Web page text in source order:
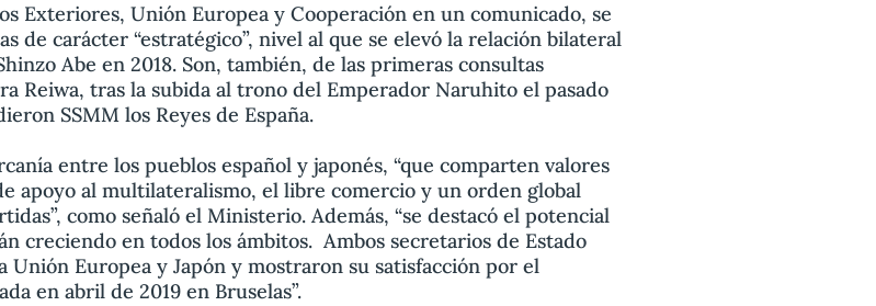
Exteriores, Unión Europea y Cooperación en un comunicado, se
de carácter “estratégico”, nivel al que se elevó la relación bilateral
Abe en 2018. Son, también, de las primeras consultas
Reiwa, tras la subida al trono del Emperador Naruhito el pasado
SSMM los Reyes de España.
entre los pueblos español y japonés, “que comparten valores
apoyo al multilateralismo, el libre comercio y un orden global
como señaló el Ministerio. Además, “se destacó el potencial
creciendo en todos los ámbitos. Ambos secretarios de Estado
Europea y Japón y mostraron su satisfacción por el
en abril de 2019 en Bruselas”.